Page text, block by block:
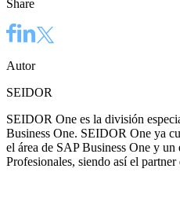
Share
Autor
SEIDOR
SEIDOR One es la división
Business One. SEIDOR One ya
el área de SAP Business One y
Profesionales, siendo así el